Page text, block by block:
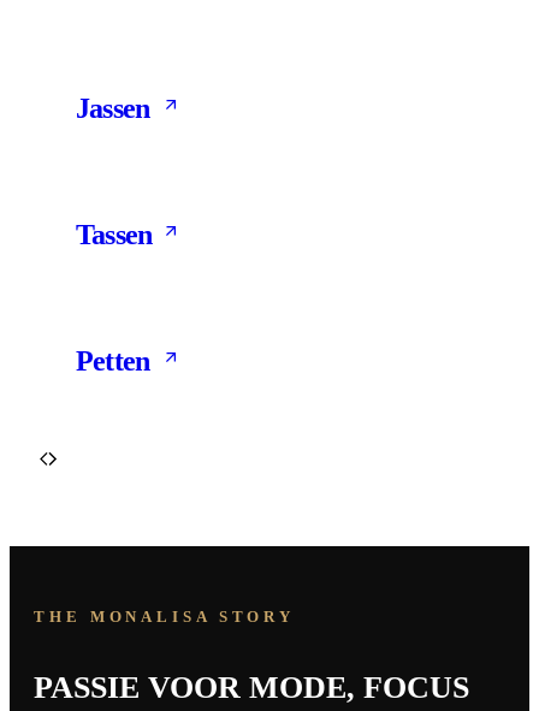
Jassen
Tassen
Petten
THE MONALISA STORY
PASSIE VOOR MODE, FOCUS